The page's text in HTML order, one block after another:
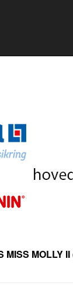
MISS MOLLY II